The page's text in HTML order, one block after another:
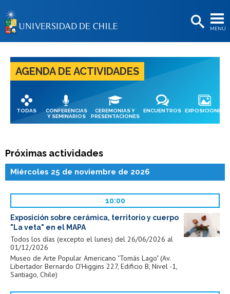
MENÚ
BIBLIOTECAS
Postulantes
Estudiantes
Académicas/os
Egresadas/os
AGENDA DE ACTIVIDADES
TODAS
CONFERENCIAS
Y SEMINARIOS
CEREMONIAS Y
PRESENTACIONES
ENCUENTROS EXPOSICIONES
Próximas actividades
Miércoles 25 de noviembre de 2026
10:00
Exposición sobre cerámica, territorio y cuerpo
"La veta" en el MAPA
Todos los días (excepto el lunes) del 26/06/2026 al
01/12/2026
Museo de Arte Popular Americano "Tomás Lago" (Av.
Libertador Bernardo O'Higgins 227, Edificio B, Nivel -1,
Santiago, Chile)